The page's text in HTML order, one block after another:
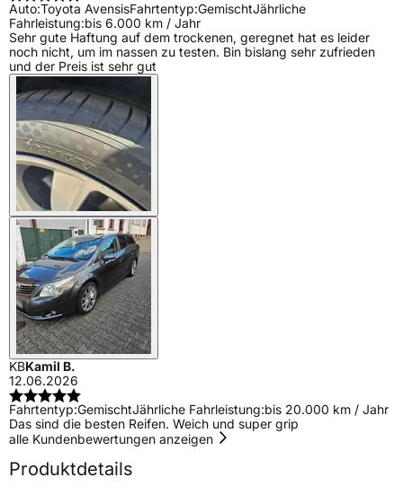
Auto:Toyota AvensisFahrtentyp:GemischtJährliche
Fahrleistung:bis 6.000 km / Jahr
Sehr gute Haftung auf dem trockenen, geregnet hat es leider
noch nicht, um im nassen zu testen. Bin bislang sehr zufrieden
und der Preis ist sehr gut
KBKamil B.
12.06.2026
Fahrtentyp:GemischtJährliche Fahrleistung:bis 20.000 km / Jahr
Das sind die besten Reifen. Weich und super grip
alle Kundenbewertungen anzeigen
Produktdetails